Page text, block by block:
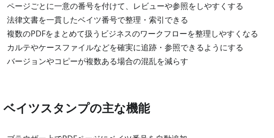
ページごとに一意の番号を付けて、レビューや参照をしやすくする
法律文書を一貫したベイツ番号で整理・索引できる
複数のPDFをまとめて扱うビジネスのワークフローを整理しやすくなる
カルテやケースファイルなどを確実に追跡・参照できるようにする
バージョンやコピーが複数ある場合の混乱を減らす
ベイツスタンプの主な機能